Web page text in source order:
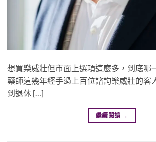
想買樂威壯但市面上選項這麼多，到底哪
藥師這幾年經手過上百位諮詢樂威壯的客
到退休 […]
繼續閱讀 →